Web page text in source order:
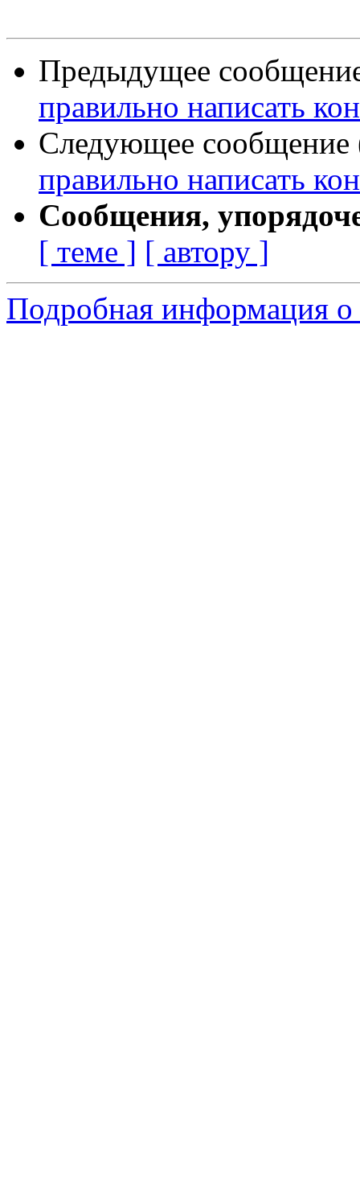
Предыдущее
правильно написать
Следующее сообщение
правильно написать
Сообщения,
[ теме ] [ автору ]
Подробная информация